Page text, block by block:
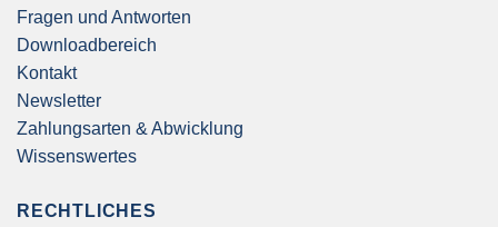
Fragen und Antworten
Downloadbereich
Kontakt
Newsletter
Zahlungsarten & Abwicklung
Wissenswertes
RECHTLICHES